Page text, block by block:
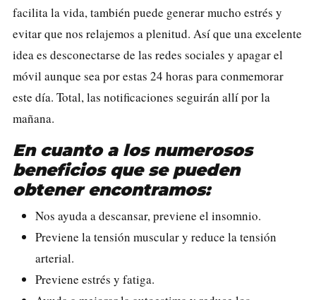
facilita la vida, también puede generar mucho estrés y
evitar que nos relajemos a plenitud. Así que una excelente
idea es desconectarse de las redes sociales y apagar el
móvil aunque sea por estas 24 horas para conmemorar
este día. Total, las notificaciones seguirán allí por la
mañana.
En cuanto a los numerosos
beneficios que se pueden
obtener encontramos:
Nos ayuda a descansar, previene el insomnio.
Previene la tensión muscular y reduce la tensión
arterial.
Previene estrés y fatiga.